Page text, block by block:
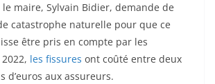
le maire, Sylvain Bidier, demande de
catastrophe naturelle pour que ce
être pris en compte par les
les fissures ont coûté entre deux
d’euros aux assureurs.